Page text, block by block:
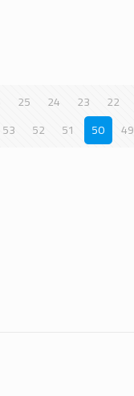
22
23
24
25
49
50
51
52
53